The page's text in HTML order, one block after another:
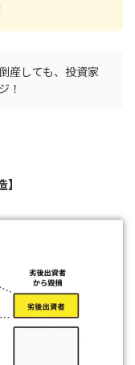
産しても、投資家
！